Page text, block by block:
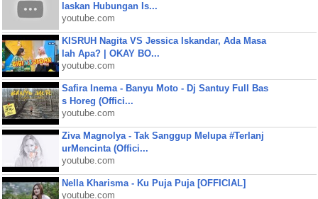
laskan Hubungan Is...
youtube.com
KISRUH Nagita VS Jessica Iskandar, Ada Masa
lah Apa? | OKAY BO...
youtube.com
Safira Inema - Banyu Moto - Dj Santuy Full Bas
s Horeg (Offici...
youtube.com
Ziva Magnolya - Tak Sanggup Melupa #Terlanj
urMencinta (Offici...
youtube.com
Nella Kharisma - Ku Puja Puja [OFFICIAL]
youtube.com